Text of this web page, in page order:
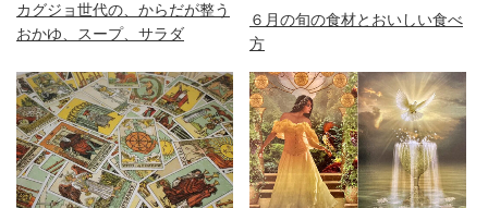
カグジョ世代の、からだが整う
おかゆ、スープ、サラダ
６月の旬の食材とおいしい食べ
方